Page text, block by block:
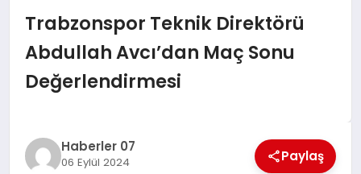
TEKNOLOJI
MAGAZIN
Trabzonspor Teknik Direktörü
Abdullah Avcı’dan Maç Sonu
Değerlendirmesi
Haberler 07
06 Eylül 2024 Paylaş